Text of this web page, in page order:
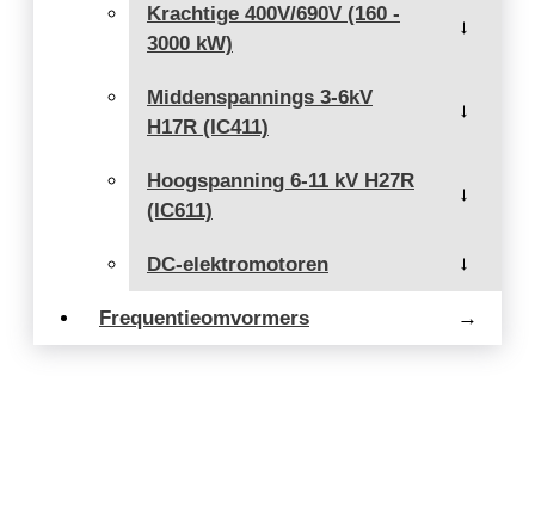
Krachtige 400V/690V (160 -
3000 kW)
→
Middenspannings 3-6kV
H17R (IC411)
→
Hoogspanning 6-11 kV H27R
(IC611)
→
DC-elektromotoren →
Frequentieomvormers →